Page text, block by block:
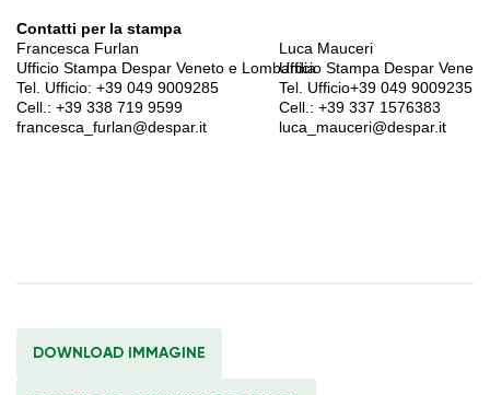
Contatti per la stampa
Francesca Furlan
Ufficio Stampa Despar Veneto e Lombardia
Tel. Ufficio: +39 049 9009285
Cell.: +39 338 719 9599
francesca_furlan@despar.it
Luca Mauceri
Ufficio Stampa Despar
Tel. Ufficio+39 049 9009235
Cell.: +39 337 1576383
luca_mauceri@despar.it
DOWNLOAD IMMAGINE